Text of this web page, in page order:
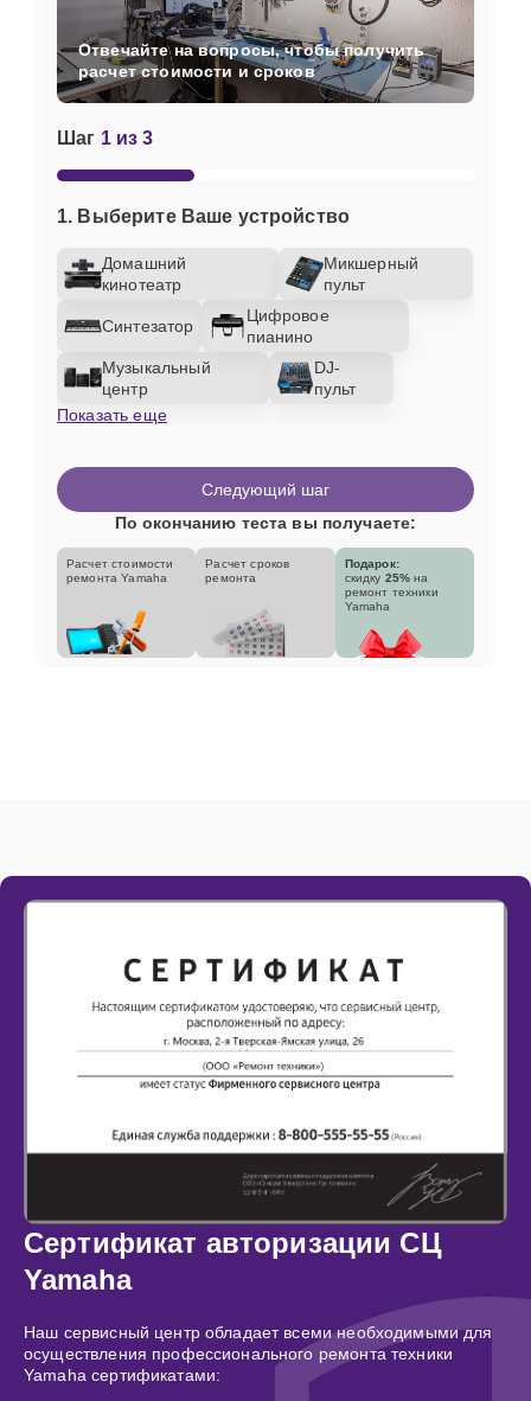
Шаг 1 из 3
1. Выберите Ваше устройство
Домашний
кинотеатр
Микшерный
пульт
Синтезатор
Цифровое
пианино
Музыкальный
центр
DJ-
пульт
Показать еще
Отвечайте на вопросы, чтобы получить
расчет стоимости и сроков
Следующий шаг
По окончанию теста вы получаете:
Расчет стоимости
ремонта Yamaha
Расчет сроков
ремонта
Подарок:
скидку 25% на
ремонт техники
Yamaha
Сертификат авторизации СЦ
Yamaha
Наш сервисный центр обладает всеми необходимыми для
осуществления профессионального ремонта техники
Yamaha сертификатами: